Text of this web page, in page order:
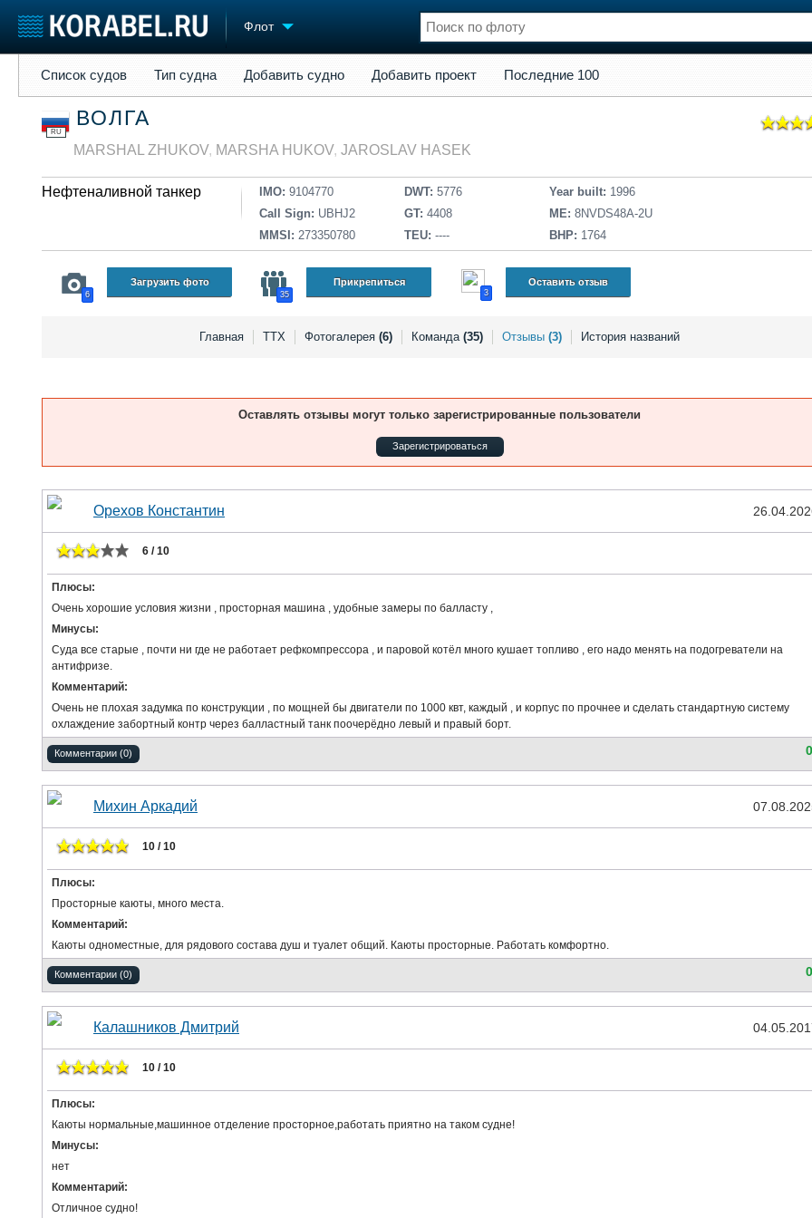
Флот
Судостроение
Пульс
Новости
Репутация
Журнал
Реклама
Торговая площадка
Продажа флота
Изделия
Конференции
Личности
Флот
Все службы
Список судов Тип судна Добавить судно Добавить проект Последние 100
RU
ВОЛГА
MARSHAL ZHUKOV, MARSHA HUKOV, JAROSLAV HASEK
Нефтеналивной танкер IMO: 9104770
Call Sign: UBHJ2
MMSI: 273350780
DWT: 5776
GT: 4408
TEU: ----
Year built: 1996
ME: 8NVDS48A-2U
BHP: 1764
6
Загрузить фото
35
Прикрепиться
3
Оставить отзыв
Главная ТТХ Фотогалерея (6) Команда (35) Отзывы (3) История названий
Оставлять отзывы могут только зарегистрированные пользователи
Зарегистрироваться
Орехов Константин
6 / 10
Плюсы:
Очень хорошие условия жизни , просторная машина , удобные замеры по балласту ,
Минусы:
Суда все старые , почти ни где не работает рефкомпрессора , и паровой котёл много кушает топливо , его надо менять на подогреватели на
антифризе.
Комментарий:
Очень не плохая задумка по конструкции , по мощней бы двигатели по 1000 квт, каждый , и корпус по прочнее и сделать стандартную систему
охлаждение забортный контр через балластный танк поочерёдно левый и правый борт.
Комментарии (0) 0
Михин Аркадий
10 / 10
Плюсы:
Просторные каюты, много места.
Комментарий:
Каюты одноместные, для рядового состава душ и туалет общий. Каюты просторные. Работать комфортно.
Комментарии (0) 0
Калашников Дмитрий
10 / 10
Плюсы:
Каюты нормальные,машинное отделение просторное,работать приятно на таком судне!
Минусы:
нет
Комментарий:
Отличное судно!